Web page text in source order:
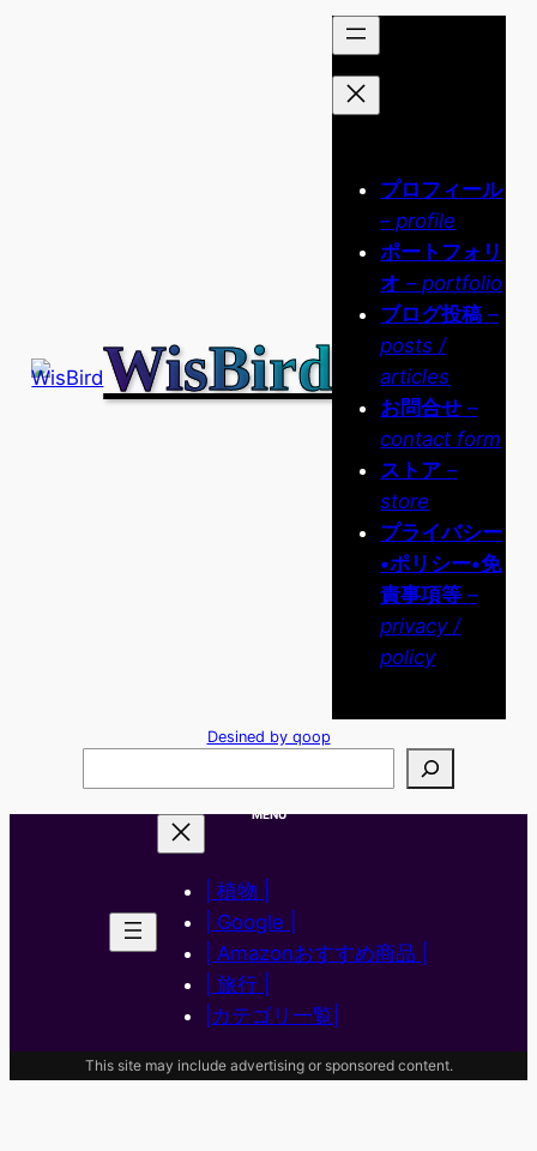
WisBird
プロフィール
– profile
ポートフォリ
オ – portfolio
ブログ投稿 –
posts /
articles
お問合せ –
contact form
ストア –
store
プライバシー
•ポリシー•免
責事項等 –
privacy /
policy
Desined by qoop
MENU
| 植物 |
| Google |
| Amazonおすすめ商品 |
| 旅行 |
|カテゴリ一覧|
This site may include advertising or sponsored content.